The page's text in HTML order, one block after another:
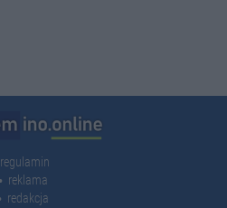
regulamin
reklama
redakcja